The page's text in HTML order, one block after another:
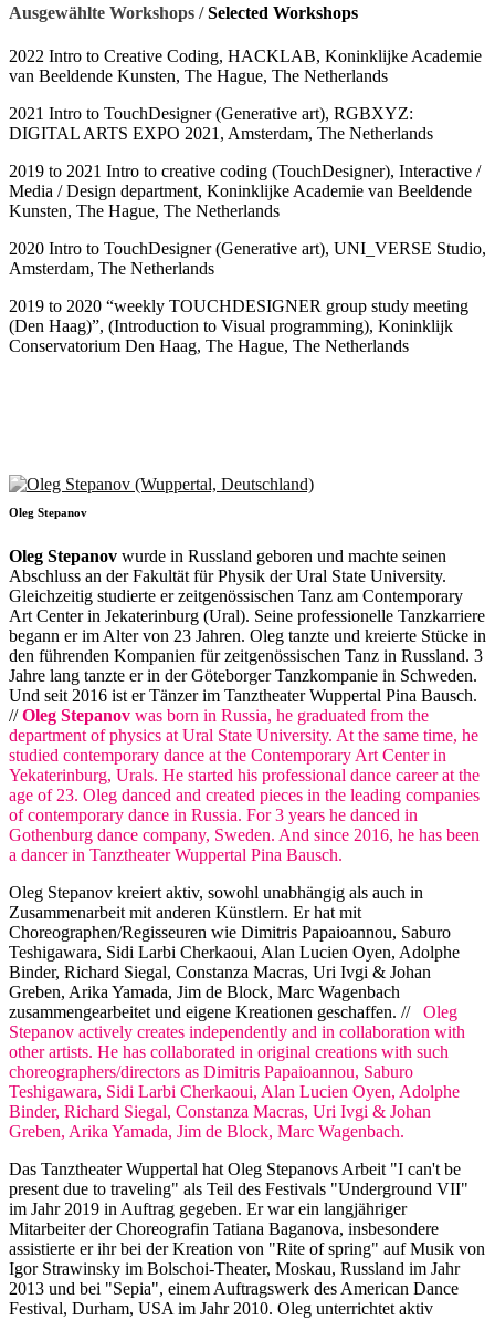
Ausgewählte Workshops /Selected Workshops
2022 Intro to Creative Coding, HACKLAB, Koninklijke Academie
van Beeldende Kunsten, The Hague, The Netherlands
2021 Intro to TouchDesigner (Generative art), RGBXYZ:
DIGITAL ARTS EXPO 2021, Amsterdam, The Netherlands
2019 to 2021 Intro to creative coding (TouchDesigner), Interactive /
Media / Design department, Koninklijke Academie van Beeldende
Kunsten, The Hague, The Netherlands
2020 Intro to TouchDesigner (Generative art), UNI_VERSE Studio,
Amsterdam, The Netherlands
2019 to 2020 “weekly TOUCHDESIGNER group study meeting
(Den Haag)”, (Introduction to Visual programming), Koninklijk
Conservatorium Den Haag, The Hague, The Netherlands
Oleg Stepanov
Oleg Stepanov wurde in Russland geboren und machte seinen
Abschluss an der Fakultät für Physik der Ural State University.
Gleichzeitig studierte er zeitgenössischen Tanz am Contemporary
Art Center in Jekaterinburg (Ural). Seine professionelle Tanzkarriere
begann er im Alter von 23 Jahren. Oleg tanzte und kreierte Stücke in
den führenden Kompanien für zeitgenössischen Tanz in Russland. 3
Jahre lang tanzte er in der Göteborger Tanzkompanie in Schweden.
Und seit 2016 ist er Tänzer im Tanztheater Wuppertal Pina Bausch.
//Oleg Stepanov was born in Russia, he graduated from the
department of physics at Ural State University. At the same time, he
studied contemporary dance at the Contemporary Art Center in
Yekaterinburg, Urals. He started his professional dance career at the
age of 23. Oleg danced and created pieces in the leading companies
of contemporary dance in Russia. For 3 years he danced in
Gothenburg dance company, Sweden. And since 2016, he has been
a dancer in Tanztheater Wuppertal Pina Bausch.
Oleg Stepanov kreiert aktiv, sowohl unabhängig als auch in
Zusammenarbeit mit anderen Künstlern. Er hat mit
Choreographen/Regisseuren wie Dimitris Papaioannou, Saburo
Teshigawara, Sidi Larbi Cherkaoui, Alan Lucien Oyen, Adolphe
Binder, Richard Siegal, Constanza Macras, Uri Ivgi & Johan
Greben, Arika Yamada, Jim de Block, Marc Wagenbach
zusammengearbeitet und eigene Kreationen geschaffen. // Oleg
Stepanov actively creates independently and in collaboration with
other artists. He has collaborated in original creations with such
choreographers/directors as Dimitris Papaioannou, Saburo
Teshigawara, Sidi Larbi Cherkaoui, Alan Lucien Oyen, Adolphe
Binder, Richard Siegal, Constanza Macras, Uri Ivgi & Johan
Greben, Arika Yamada, Jim de Block, Marc Wagenbach.
Das Tanztheater Wuppertal hat Oleg Stepanovs Arbeit "I can't be
present due to traveling" als Teil des Festivals "Underground VII"
im Jahr 2019 in Auftrag gegeben. Er war ein langjähriger
Mitarbeiter der Choreografin Tatiana Baganova, insbesondere
assistierte er ihr bei der Kreation von "Rite of spring" auf Musik von
Igor Strawinsky im Bolschoi-Theater, Moskau, Russland im Jahr
2013 und bei "Sepia", einem Auftragswerk des American Dance
Festival, Durham, USA im Jahr 2010. Oleg unterrichtet aktiv